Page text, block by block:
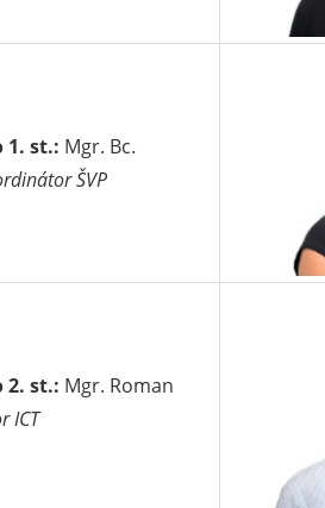
1. st.: Mgr. Bc.
ŠVP
2. st.: Mgr. Roman
ICT